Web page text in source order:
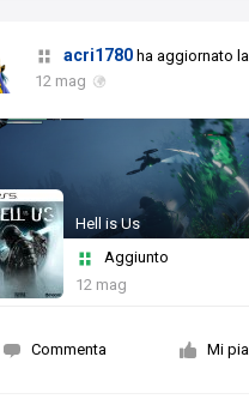
acri1780 ha aggiornato
12 mag
Hell is Us
Aggiunto
12 mag
Commenta Mi